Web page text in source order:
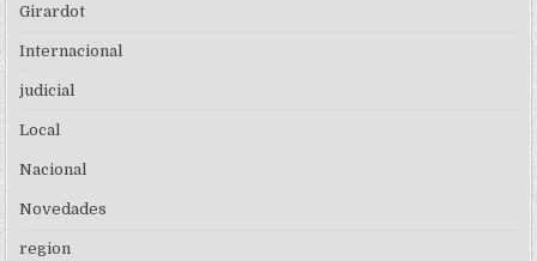
Girardot
Internacional
judicial
Local
Nacional
Novedades
region